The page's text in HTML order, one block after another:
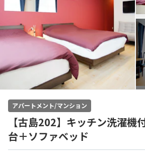
アパートメント/マンション
【古島202】キッチン洗濯機
台＋ソファベッド